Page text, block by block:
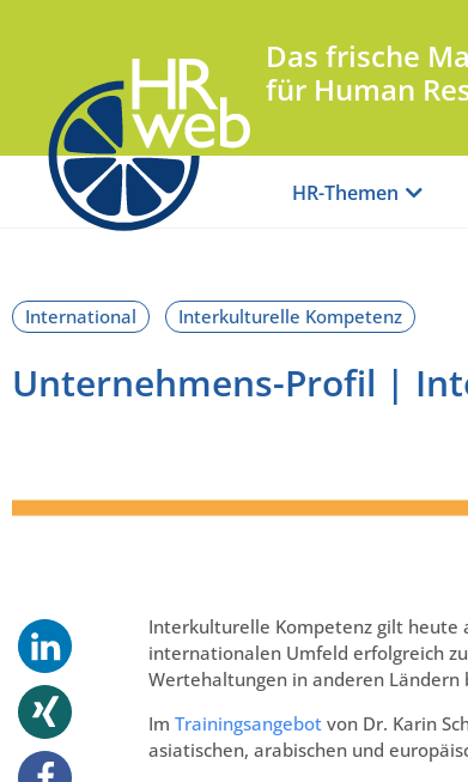
Das frische
für Human
HR-Themen
Unternehmens-Profil |
Interkulturelle Kompetenz gilt heute
internationalen Umfeld erfolgreich
Wertehaltungen in anderen Ländern
Im Trainingsangebot von Dr. Karin
asiatischen, arabischen und